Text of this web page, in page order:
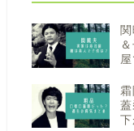
下